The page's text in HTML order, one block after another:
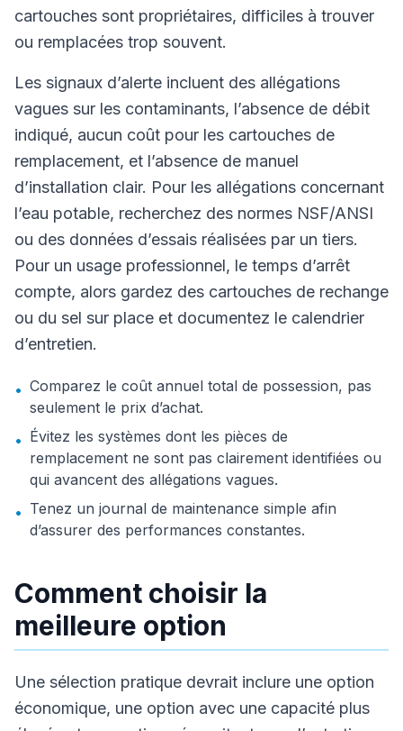
cartouches sont propriétaires, difficiles à trouver
ou remplacées trop souvent.
Les signaux d’alerte incluent des allégations
vagues sur les contaminants, l’absence de débit
indiqué, aucun coût pour les cartouches de
remplacement, et l’absence de manuel
d’installation clair. Pour les allégations concernant
l’eau potable, recherchez des normes NSF/ANSI
ou des données d’essais réalisées par un tiers.
Pour un usage professionnel, le temps d’arrêt
compte, alors gardez des cartouches de rechange
ou du sel sur place et documentez le calendrier
d’entretien.
• Comparez le coût annuel total de possession, pas
seulement le prix d’achat.
• Évitez les systèmes dont les pièces de
remplacement ne sont pas clairement identifiées ou
qui avancent des allégations vagues.
• Tenez un journal de maintenance simple afin
d’assurer des performances constantes.
Comment choisir la
meilleure option
Une sélection pratique devrait inclure une option
économique, une option avec une capacité plus